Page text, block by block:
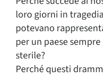
loro giorni in
potevano
per un paese
sterile?
Perché questi